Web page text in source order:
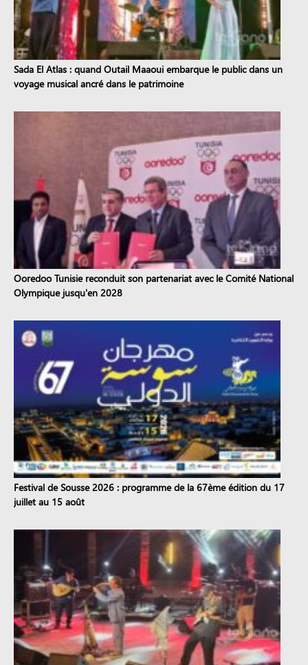
Sada El Atlas : quand Outail Maaoui embarque le public dans un
voyage musical ancré dans le patrimoine
Ooredoo Tunisie reconduit son partenariat avec le Comité National
Olympique jusqu'en 2028
Festival de Sousse 2026 : programme de la 67ème édition du 17
juillet au 15 août